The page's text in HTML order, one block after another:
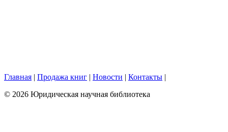
Главная | Продажа книг | Новости | Контакты |
© 2026 Юридическая научная библиотека